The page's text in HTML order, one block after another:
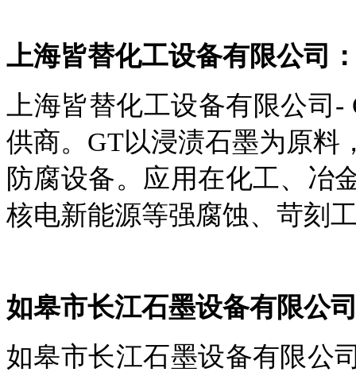
上海皆替化工设备有限公司
上海皆替化工设备有限公司 -
供商。GT以浸渍石墨为原料
防腐设备。应用在化工、冶
核电新能源等强腐蚀、苛刻
如皋市长江石墨设备有限公
如皋市长江石墨设备有限公